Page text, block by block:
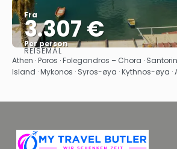
Fra
3.307 €
Per person
Se
REISEMÅL
Athen · Poros · Folegandros – Chora ·
Island · Mykonos · Syros-øya · Kythnos-øya ·